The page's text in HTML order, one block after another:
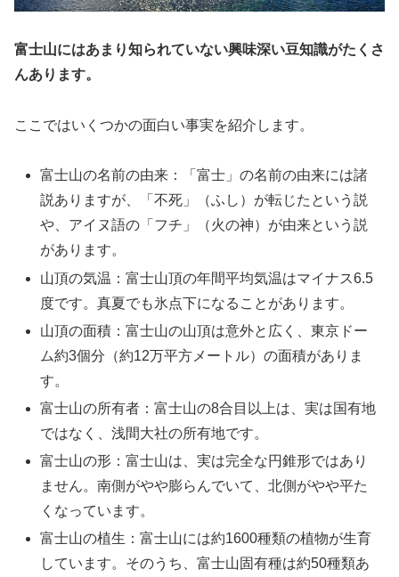
富士山にはあまり知られていない興味深い豆知識がたくさ
んあります。
ここではいくつかの面白い事実を紹介します。
富士山の名前の由来：「富士」の名前の由来には諸
説ありますが、「不死」（ふし）が転じたという説
や、アイヌ語の「フチ」（火の神）が由来という説
があります。
山頂の気温：富士山頂の年間平均気温はマイナス6.5
度です。真夏でも氷点下になることがあります。
山頂の面積：富士山の山頂は意外と広く、東京ドー
ム約3個分（約12万平方メートル）の面積がありま
す。
富士山の所有者：富士山の8合目以上は、実は国有地
ではなく、浅間大社の所有地です。
富士山の形：富士山は、実は完全な円錐形ではあり
ません。南側がやや膨らんでいて、北側がやや平た
くなっています。
富士山の植生：富士山には約1600種類の植物が生育
しています。そのうち、富士山固有種は約50種類あ